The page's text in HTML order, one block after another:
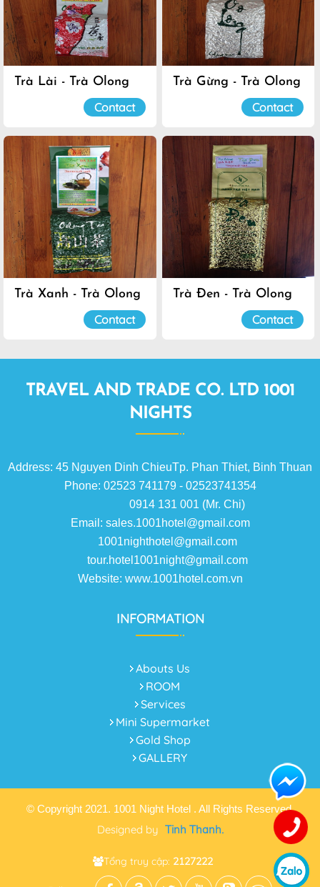
Trà Lài - Trà Olong
Contact
Trà Gừng - Trà Olong
Contact
Trà Xanh - Trà Olong
Contact
Trà Đen - Trà Olong
Contact
TRAVEL AND TRADE CO. LTD 1001
NIGHTS
Address: 45 Nguyen Dinh ChieuTp. Phan Thiet, Binh Thuan
Phone: 02523 741179 - 02523741354
0914 131 001 (Mr. Chi)
Email: sales.1001hotel@gmail.com
1001nighthotel@gmail.com
tour.hotel1001night@gmail.com
Website: www.1001hotel.com.vn
INFORMATION
Abouts Us
ROOM
Services
Mini Supermarket
Gold Shop
GALLERY
© Copyright 2021. 1001 Night Hotel . All Rights Reserved.
Designed by Tinh Thanh.
Tổng truy cập: 2127222